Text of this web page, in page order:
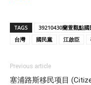
TAGS 39210430蘭萱觀點
台灣
國民黨 江啟臣
Previous article
塞浦路斯移民项目